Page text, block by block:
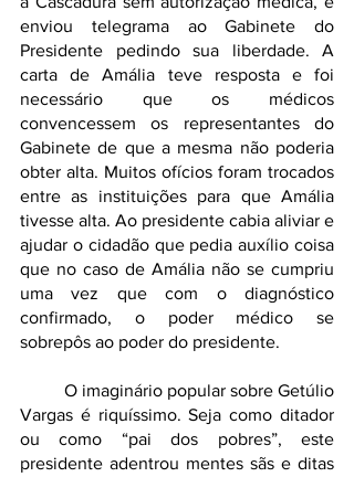
enviou telegrama ao Gabinete do
Presidente pedindo sua liberdade. A
carta de Amália teve resposta e foi
necessário que os médicos
convencessem os representantes do
Gabinete de que a mesma não poderia
obter alta. Muitos ofícios foram trocados
entre as instituições para que Amália
tivesse alta. Ao presidente cabia aliviar e
ajudar o cidadão que pedia auxílio coisa
que no caso de Amália não se cumpriu
uma vez que com o diagnóstico
confirmado, o poder médico se
sobrepôs ao poder do presidente.
Vargas é riquíssimo. Seja como ditador
ou como “pai dos pobres”, este
presidente adentrou mentes sãs e ditas